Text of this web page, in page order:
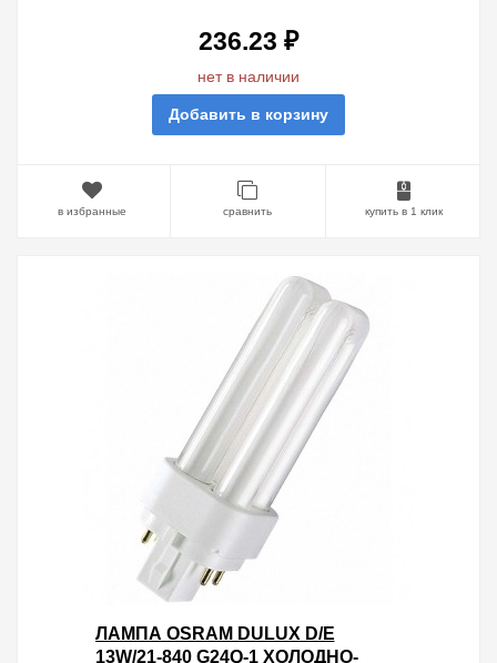
236.23 ₽
нет в наличии
Добавить в корзину
в избранные сравнить купить в 1 клик
ЛАМПА OSRAM DULUX D/E
13W/21-840 G24Q-1 ХОЛОДНО-